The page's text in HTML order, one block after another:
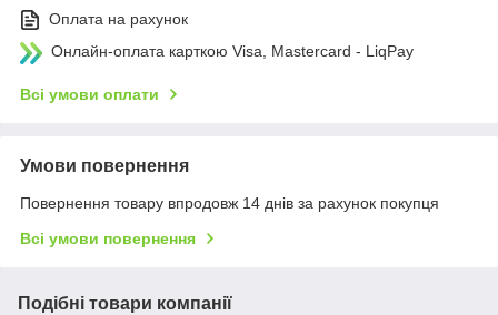
Оплата на рахунок
Онлайн-оплата карткою Visa, Mastercard - LiqPay
Всі умови оплати
Умови повернення
Повернення товару впродовж 14 днів за рахунок покупця
Всі умови повернення
Подібні товари компанії